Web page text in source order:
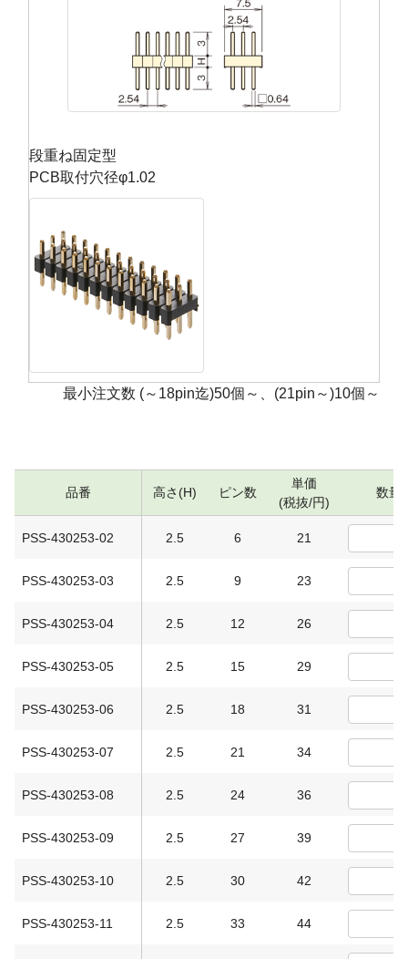
段重ね固定型
PCB取付穴径φ1.02
最小注文数 (～18pin迄)50個～、(21pin～)10個～
品番 高さ(H) ピン数
単価
(税抜/円)
数量
PSS-430253-02 2.5 6 21
PSS-430253-03 2.5 9 23
PSS-430253-04 2.5 12 26
PSS-430253-05 2.5 15 29
PSS-430253-06 2.5 18 31
PSS-430253-07 2.5 21 34
PSS-430253-08 2.5 24 36
PSS-430253-09 2.5 27 39
PSS-430253-10 2.5 30 42
PSS-430253-11 2.5 33 44